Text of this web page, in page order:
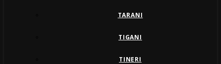
TARANI
TIGANI
TINERI